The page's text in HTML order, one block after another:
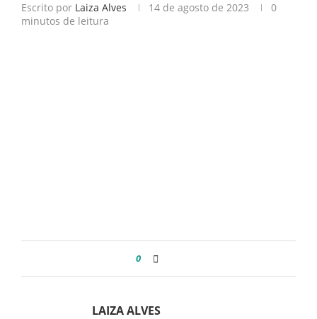
Escrito por Laiza Alves 14 de agosto de 2023
0
minutos de leitura
0
LAIZA ALVES